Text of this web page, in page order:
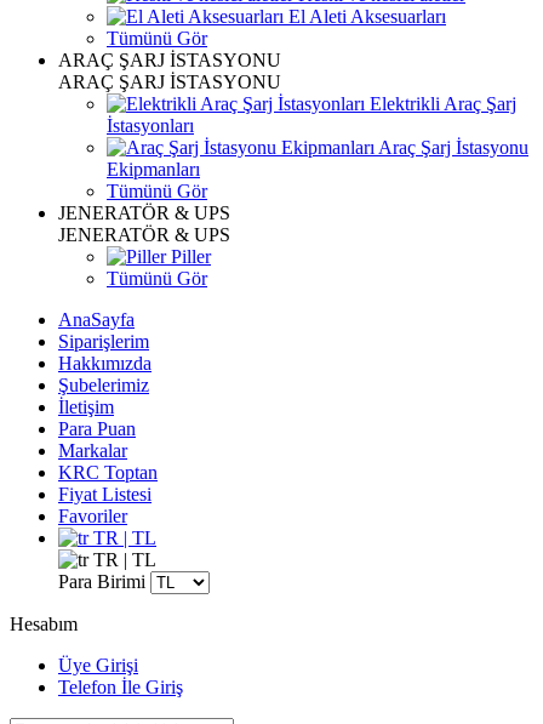
El Aleti Aksesuarları
Tümünü Gör
ARAÇ ŞARJ İSTASYONU
ARAÇ ŞARJ İSTASYONU
Elektrikli Araç Şarj
İstasyonları
Araç Şarj İstasyonu
Ekipmanları
Tümünü Gör
JENERATÖR & UPS
JENERATÖR & UPS
Piller
Tümünü Gör
AnaSayfa
Siparişlerim
Hakkımızda
Şubelerimiz
İletişim
Para Puan
Markalar
KRC Toptan
Fiyat Listesi
Favoriler
TR | TL
TR | TL
Para Birimi
Hesabım
Üye Girişi
Telefon İle Giriş